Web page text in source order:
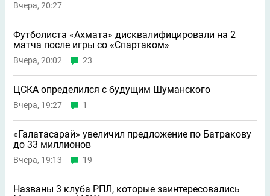
Вчера, 20:27
Футболиста «Ахмата» дисквалифицировали на 2
матча после игры со «Спартаком»
Вчера, 20:02 23
ЦСКА определился с будущим Шуманского
Вчера, 19:27 1
«Галатасарай» увеличил предложение по Батракову
до 33 миллионов
Вчера, 19:13 19
Названы 3 клуба РПЛ, которые заинтересовались